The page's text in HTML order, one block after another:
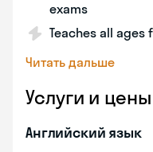
exams
Teaches all ages
Читать дальше
Услуги и цены
Английский язык